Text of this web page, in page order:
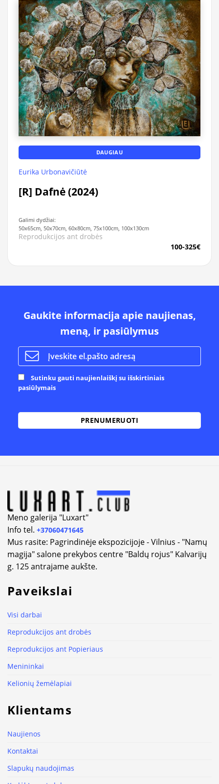
DAUGIAU
Eurika Urbonavičiūtė
[R] Dafnė (2024)
Galimi dydžiai:
50x65cm, 50x70cm, 60x80cm, 75x100cm, 100x130cm
Reprodukcijos ant drobės
100-325€
Gaukite informacija apie naujienas,
meną, ir pasiūlymus
Sutinku gauti naujienlaiškį su išskirtiniais
pasiūlymais
Meno galerija "Luxart"
Info tel. +37060471645
Mus rasite: Pagrindinėje ekspozicijoje - Vilnius - "Namų
magija" salone prekybos centre "Baldų rojus" Kalvarijų
g. 125 antrajame aukšte.
Paveikslai
Visi darbai
Reprodukcijos ant drobės
Reprodukcijos ant Popieriaus
Menininkai
Kelionių žemėlapiai
Klientams
Naujienos
Kontaktai
Slapukų naudojimas